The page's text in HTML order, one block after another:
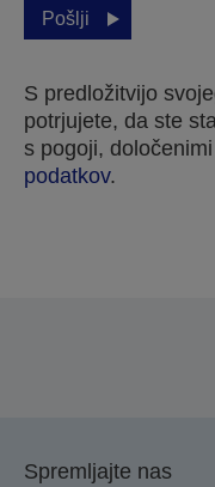
Pošlji
S predložitvijo
potrjujete, da ste
s pogoji,
podatkov.
Spremljajte nas